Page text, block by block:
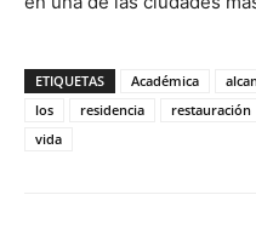
ETIQUETAS Académica
los
residencia restauración
vida